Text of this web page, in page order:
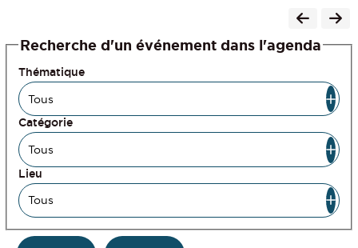
Recherche d'un événement dans l'agenda
Thématique
Catégorie
Lieu